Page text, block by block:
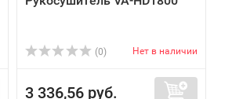
(0) Нет в наличии
3 336,56 руб.